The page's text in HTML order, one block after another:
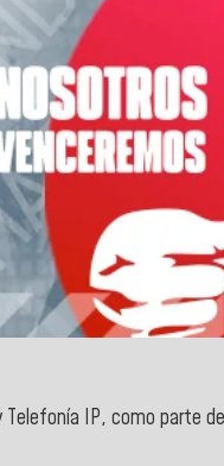
IP, como parte